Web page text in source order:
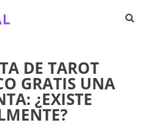
DE TAROT
GRATIS UNA
¿EXISTE